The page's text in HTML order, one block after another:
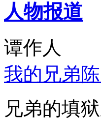
人物报道
谭作人
我的兄弟
兄弟的填